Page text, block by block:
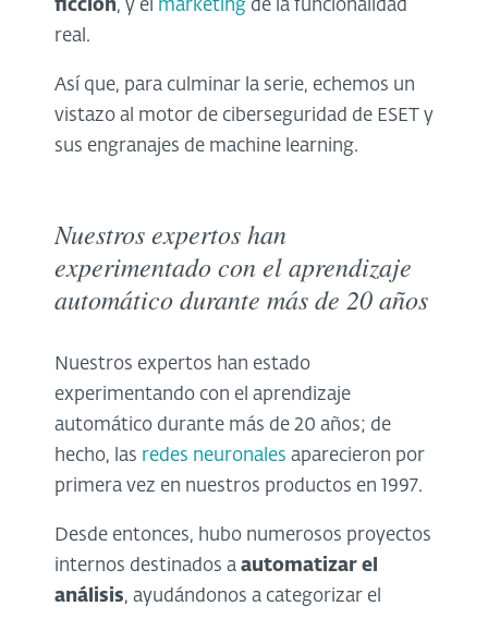
ficción, y el marketing de la funcionalidad
real.
Así que, para culminar la serie, echemos un
vistazo al motor de ciberseguridad de ESET y
sus engranajes de machine learning.
Nuestros expertos han
experimentado con el aprendizaje
automático durante más de 20 años
Nuestros expertos han estado
experimentando con el aprendizaje
automático durante más de 20 años; de
hecho, las redes neuronales aparecieron por
primera vez en nuestros productos en 1997.
Desde entonces, hubo numerosos proyectos
internos destinados a automatizar el
análisis, ayudándonos a categorizar el